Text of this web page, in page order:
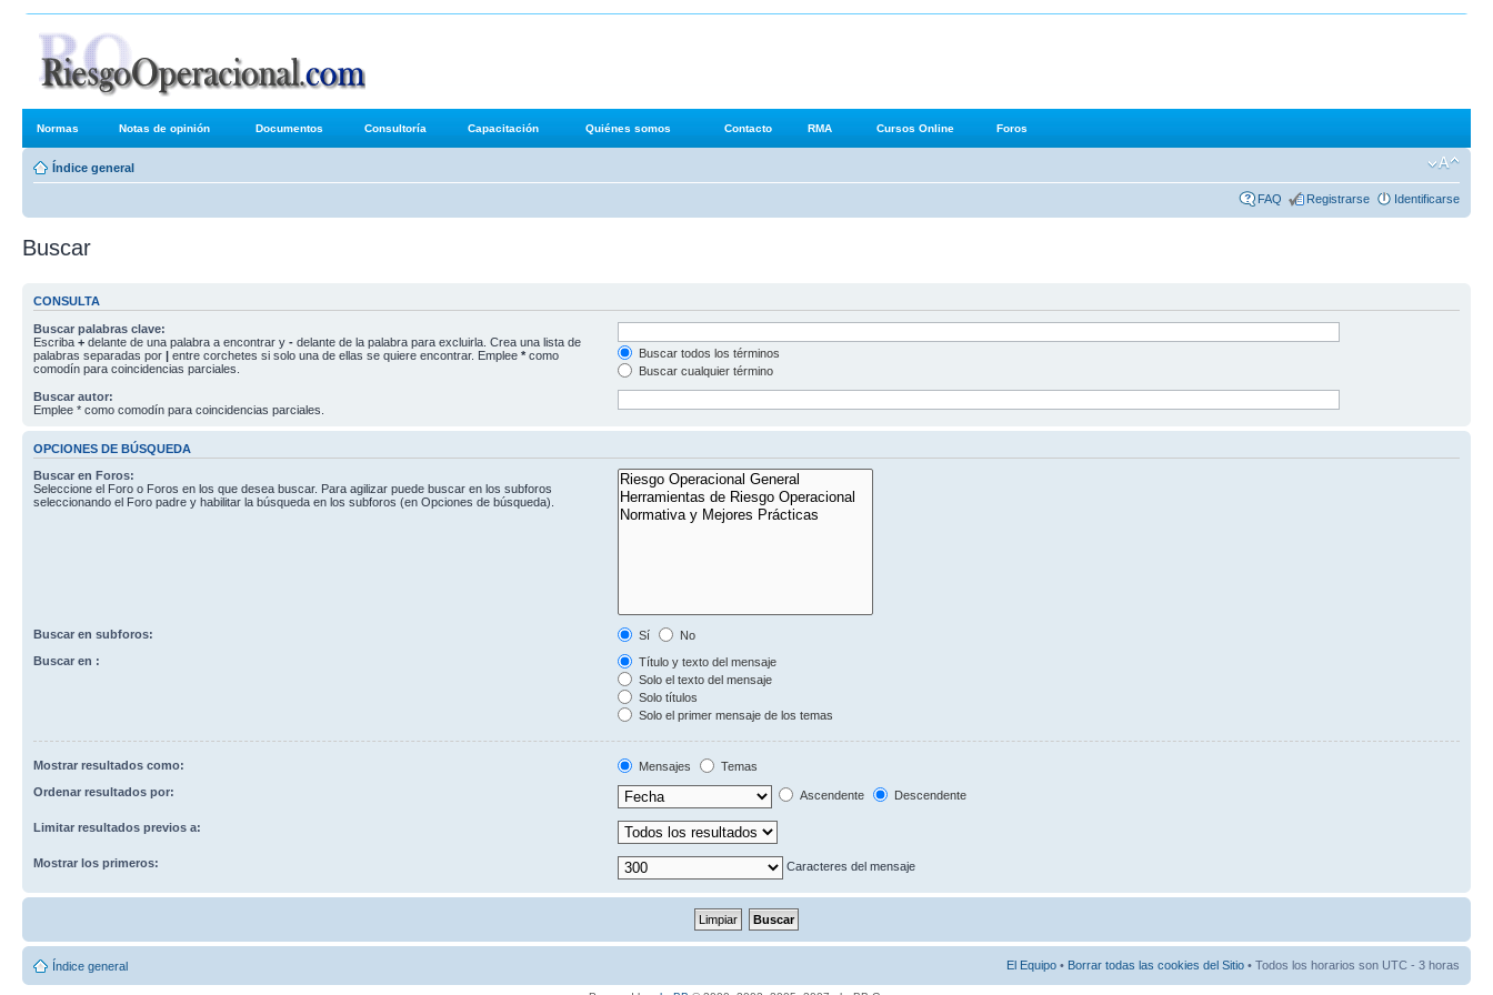
Normas Notas de opinión Documentos Consultoría Capacitación Quiénes somos Contacto RMA Cursos Online Foros
Índice general
FAQ Registrarse Identificarse
Buscar
CONSULTA
Buscar palabras clave:
Escriba + delante de una palabra a encontrar y - delante de la palabra para excluirla. Crea una lista de
palabras separadas por | entre corchetes si solo una de ellas se quiere encontrar. Emplee * como
comodín para coincidencias parciales.
Buscar todos los términos
Buscar cualquier término
Buscar autor:
Emplee * como comodín para coincidencias parciales.
OPCIONES DE BÚSQUEDA
Buscar en Foros:
Seleccione el Foro o Foros en los que desea buscar. Para agilizar puede buscar en los subforos
seleccionando el Foro padre y habilitar la búsqueda en los subforos (en Opciones de búsqueda).
Buscar en subforos: Sí
No
Buscar en :
Título y texto del mensaje
Solo el texto del mensaje
Solo títulos
Solo el primer mensaje de los temas
Mostrar resultados como: Mensajes
Temas
Ordenar resultados por:
Ascendente Descendente
Limitar resultados previos a:
Mostrar los primeros: Caracteres del mensaje
Índice general El Equipo • Borrar todas las cookies del Sitio • Todos los horarios son UTC - 3 horas